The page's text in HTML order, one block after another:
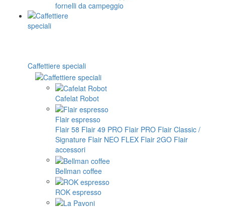
fornelli da campeggio
Caffettiere speciali
Cafelat Robot
Flair espresso
Flair 58 Flair 49 PRO Flair PRO Flair Classic /
Signature Flair NEO FLEX Flair 2GO Flair
accessori
Bellman coffee
ROK espresso